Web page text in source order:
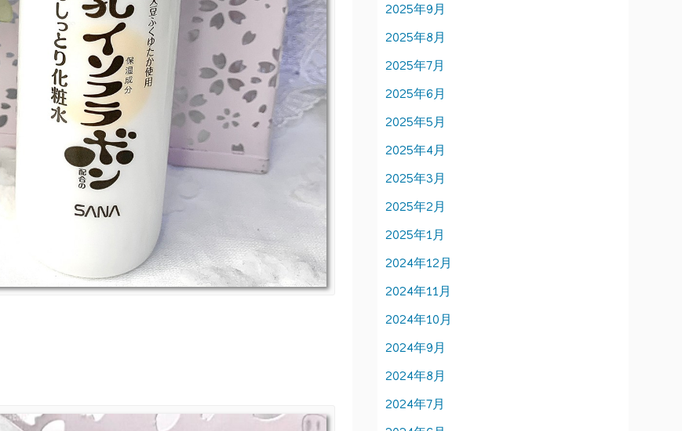
2025年9月
2025年8月
2025年7月
2025年6月
2025年5月
2025年4月
2025年3月
2025年2月
2025年1月
2024年12月
2024年11月
2024年10月
2024年9月
2024年8月
2024年7月